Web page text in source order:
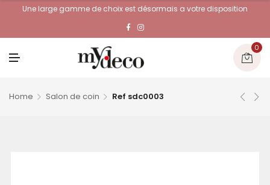
Une large gamme de choix est désormais a votre disposition
0
Home Salon de coin Ref sdc0003